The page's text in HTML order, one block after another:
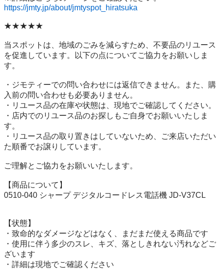
https://jmty.jp/about/jmtyspot_hiratsuka
★★★★★
当スポットは、地域のごみを減らすため、不要品のリユース
を促進しています。以下の点についてご協力をお願いしま
す。
・ジモティーでの問い合わせには返信できません。また、購
入前の問い合わせも必要ありません。
・リユース品の在庫や状態は、現地でご確認してください。
・店内でのリユース品のお探しもご自身でお願いいたしま
す。
・リユース品の取り置きはしていないため、ご来店いただい
た順番でお譲りしています。
ご理解とご協力をお願いいたします。
【商品について】
0510-040 シャープ デジタルコードレス電話機 JD-V37CL
【状態】
・致命的なダメージなどはなく、まだまだ使える商品です
・使用に伴う多少のスレ、キズ、落としきれない汚れなどご
ざいます
・詳細は現地でご確認ください